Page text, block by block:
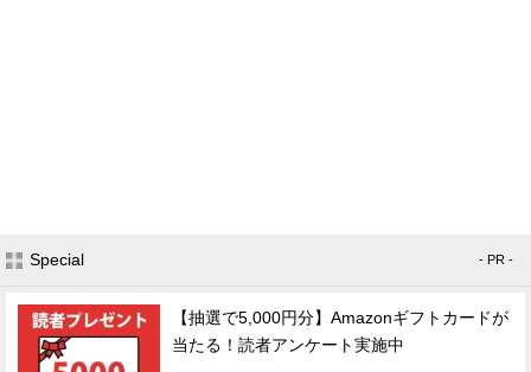
Special - PR -
【抽選で5,000円分】Amazonギフトカードが
当たる！読者アンケート実施中